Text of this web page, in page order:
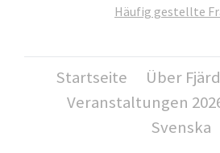
Häufig gestellte
Startseite
Über
Veranstaltungen
Svenska